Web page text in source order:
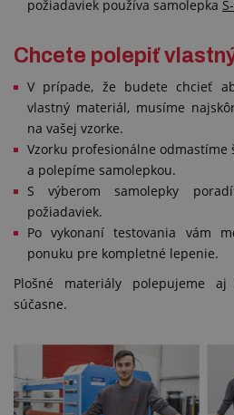
požiadaviek používa samolepka
Chcete polepiť
V prípade, že budete chcieť
vlastný materiál, musíme
na vašej vzorke.
Vzorku profesionálne
a polepíme samolepkou.
S výberom samolepky
požiadaviek.
Po vykonaní testovania vám
ponuku pre kompletné lepenie.
Plošné materiály polepujeme
súčasne.